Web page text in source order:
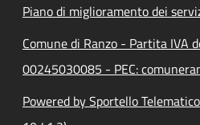
Piano di miglioramento dei
Comune di Ranzo - Partita IVA
00245030085 - PEC:
Powered by Sportello